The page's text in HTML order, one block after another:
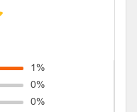
1%
0%
0%